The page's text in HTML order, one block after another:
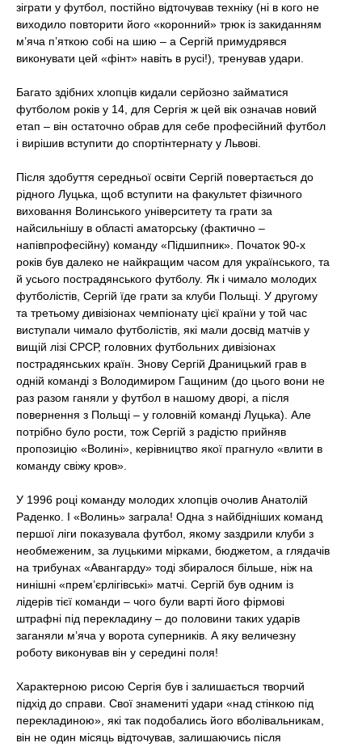
зіграти у футбол, постійно відточував техніку (ні в кого не
виходило повторити його «коронний» трюк із закиданням
м’яча п’яткою собі на шию – а Сергій примудрявся
виконувати цей «фінт» навіть в русі!), тренував удари.
Багато здібних хлопців кидали серйозно займатися
футболом років у 14, для Сергія ж цей вік означав новий
етап – він остаточно обрав для себе професійний футбол
і вирішив вступити до спортінтернату у Львові.
Після здобуття середньої освіти Сергій повертається до
рідного Луцька, щоб вступити на факультет фізичного
виховання Волинського університету та грати за
найсильнішу в області аматорську (фактично –
напівпрофесійну) команду «Підшипник». Початок 90-х
років був далеко не найкращим часом для українського, та
й усього пострадянського футболу. Як і чимало молодих
футболістів, Сергій їде грати за клуби Польщі. У другому
та третьому дивізіонах чемпіонату цієї країни у той час
виступали чимало футболістів, які мали досвід матчів у
вищій лізі СРСР, головних футбольних дивізіонах
пострадянських країн. Знову Сергій Драницький грав в
одній команді з Володимиром Гащиним (до цього вони не
раз разом ганяли у футбол в нашому дворі, а після
повернення з Польщі – у головній команді Луцька). Але
потрібно було рости, тож Сергій з радістю прийняв
пропозицію «Волині», керівництво якої прагнуло «влити в
команду свіжу кров».
У 1996 році команду молодих хлопців очолив Анатолій
Раденко. І «Волинь» заграла! Одна з найбідніших команд
першої ліги показувала футбол, якому заздрили клуби з
необмеженим, за луцькими мірками, бюджетом, а глядачів
на трибунах «Авангарду» тоді збиралося більше, ніж на
нинішні «прем’єрлігівські» матчі. Сергій був одним із
лідерів тієї команди – чого були варті його фірмові
штрафні під перекладину – до половини таких ударів
заганяли м’яча у ворота суперників. А яку величезну
роботу виконував він у середині поля!
Характерною рисою Сергія був і залишається творчий
підхід до справи. Свої знамениті удари «над стінкою під
перекладиною», які так подобались його вболівальникам,
він не один місяць відточував, залишаючись після